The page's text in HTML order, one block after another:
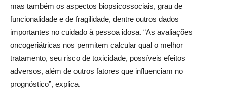
mas também os aspectos biopsicossociais, grau de
funcionalidade e de fragilidade, dentre outros dados
importantes no cuidado à pessoa idosa. “As avaliações
oncogeriátricas nos permitem calcular qual o melhor
tratamento, seu risco de toxicidade, possíveis efeitos
adversos, além de outros fatores que influenciam no
prognóstico”, explica.